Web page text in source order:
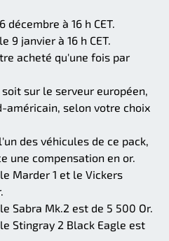
à 16 h CET.
9 janvier à 16 h CET.
acheté qu'une fois par
sur le serveur européen,
américain, selon votre choix
des véhicules de ce pack,
une compensation en or.
Marder 1 et le Vickers
Sabra Mk.2 est de 5 500 Or.
Stingray 2 Black Eagle est